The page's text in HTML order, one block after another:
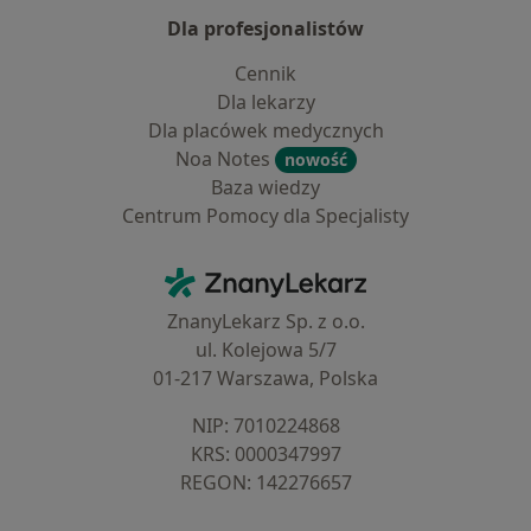
Dla profesjonalistów
Cennik
Dla lekarzy
Dla placówek medycznych
Noa Notes
nowość
Baza wiedzy
Centrum Pomocy dla Specjalisty
ZnanyLekarz - Strona główna
ZnanyLekarz Sp. z o.o.
ul. Kolejowa 5/7
01-217 Warszawa, Polska
NIP: ⁠7010224868
KRS: ⁠0000347997
REGON: ⁠142276657